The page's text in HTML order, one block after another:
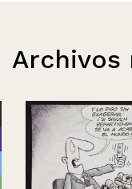
Archivos